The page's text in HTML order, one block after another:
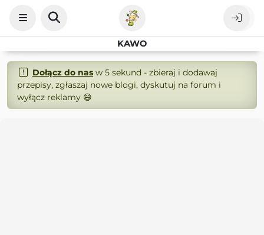
KAWO
Dołącz do nasw 5 sekund - zbieraj i dodawaj
przepisy, zgłaszaj nowe blogi, dyskutuj na forum i
wyłącz reklamy 😄